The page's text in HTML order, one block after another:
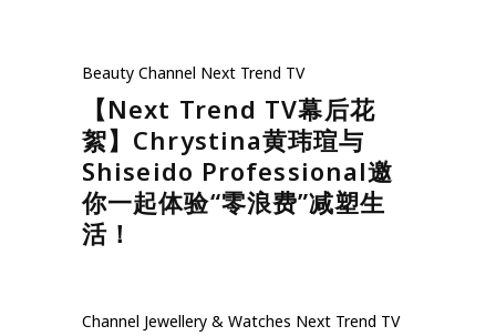
Beauty Channel Next Trend TV
【Next Trend TV幕后花
絮】Chrystina黄玮瑄与
Shiseido Professional邀
你一起体验“零浪费”减塑生
活！
Channel Jewellery & Watches Next Trend TV